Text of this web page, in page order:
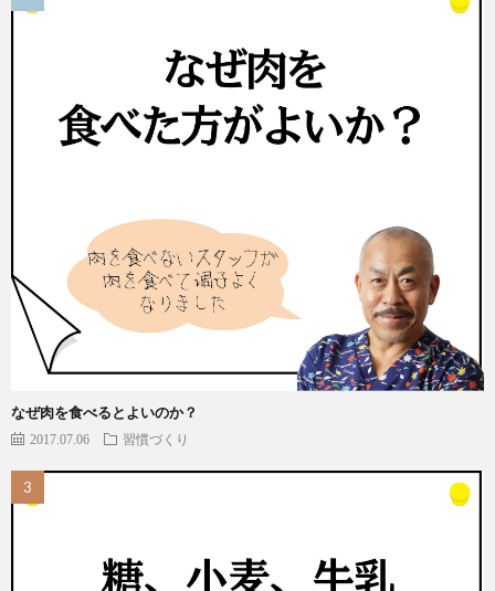
なぜ肉を食べるとよいのか？
2017.07.06 習慣づくり